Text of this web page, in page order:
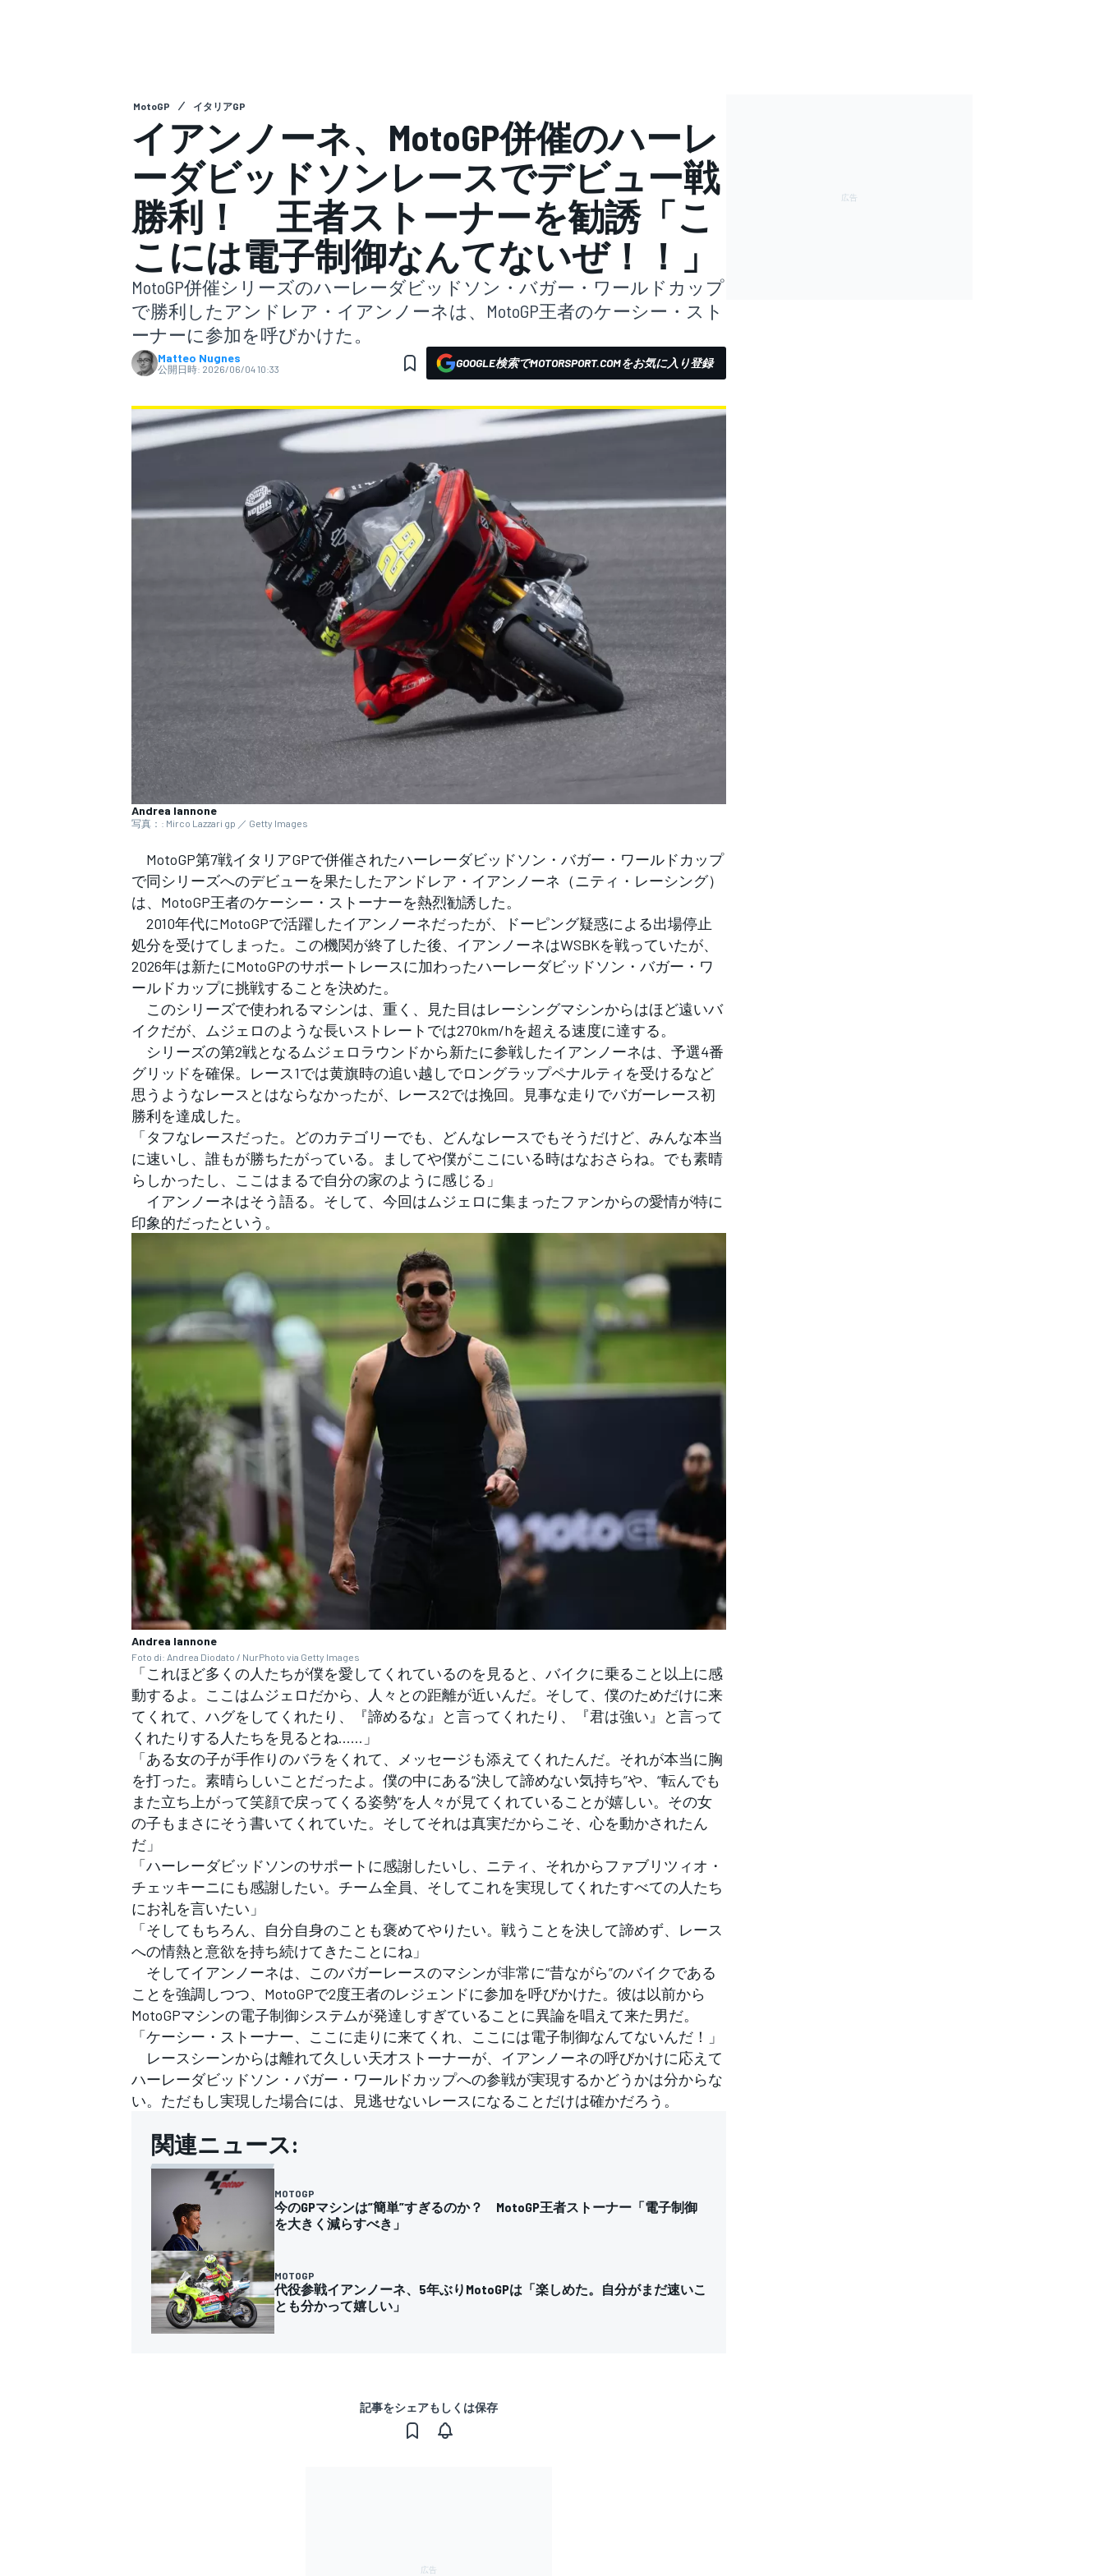
スーパーGT
WEC
フォーミュラE
すべてのカテゴリー
MotoGP イタリアGP
イアンノーネ、MotoGP併催のハーレ
ーダビッドソンレースでデビュー戦
勝利！ 王者ストーナーを勧誘「こ
こには電子制御なんてないぜ！！」
MotoGP併催シリーズのハーレーダビッドソン・バガー・ワールドカップ
で勝利したアンドレア・イアンノーネは、MotoGP王者のケーシー・スト
ーナーに参加を呼びかけた。
Matteo Nugnes
公開日時: 2026/06/04 10:33 GOOGLE検索でMOTORSPORT.COMをお気に入り登録
Andrea Iannone
写真：: Mirco Lazzari gp ／ Getty Images
MotoGP第7戦イタリアGPで併催されたハーレーダビッドソン・バガー・ワールドカップ
で同シリーズへのデビューを果たしたアンドレア・イアンノーネ（ニティ・レーシング）
は、MotoGP王者のケーシー・ストーナーを熱烈勧誘した。
2010年代にMotoGPで活躍したイアンノーネだったが、ドーピング疑惑による出場停止
処分を受けてしまった。この機関が終了した後、イアンノーネはWSBKを戦っていたが、
2026年は新たにMotoGPのサポートレースに加わったハーレーダビッドソン・バガー・ワ
ールドカップに挑戦することを決めた。
このシリーズで使われるマシンは、重く、見た目はレーシングマシンからはほど遠いバ
イクだが、ムジェロのような長いストレートでは270km/hを超える速度に達する。
シリーズの第2戦となるムジェロラウンドから新たに参戦したイアンノーネは、予選4番
グリッドを確保。レース1では黄旗時の追い越しでロングラップペナルティを受けるなど
思うようなレースとはならなかったが、レース2では挽回。見事な走りでバガーレース初
勝利を達成した。
「タフなレースだった。どのカテゴリーでも、どんなレースでもそうだけど、みんな本当
に速いし、誰もが勝ちたがっている。ましてや僕がここにいる時はなおさらね。でも素晴
らしかったし、ここはまるで自分の家のように感じる」
イアンノーネはそう語る。そして、今回はムジェロに集まったファンからの愛情が特に
印象的だったという。
Andrea Iannone
Foto di: Andrea Diodato / NurPhoto via Getty Images
「これほど多くの人たちが僕を愛してくれているのを見ると、バイクに乗ること以上に感
動するよ。ここはムジェロだから、人々との距離が近いんだ。そして、僕のためだけに来
てくれて、ハグをしてくれたり、『諦めるな』と言ってくれたり、『君は強い』と言って
くれたりする人たちを見るとね……」
「ある女の子が手作りのバラをくれて、メッセージも添えてくれたんだ。それが本当に胸
を打った。素晴らしいことだったよ。僕の中にある“決して諦めない気持ち”や、“転んでも
また立ち上がって笑顔で戻ってくる姿勢”を人々が見てくれていることが嬉しい。その女
の子もまさにそう書いてくれていた。そしてそれは真実だからこそ、心を動かされたん
だ」
「ハーレーダビッドソンのサポートに感謝したいし、ニティ、それからファブリツィオ・
チェッキーニにも感謝したい。チーム全員、そしてこれを実現してくれたすべての人たち
にお礼を言いたい」
「そしてもちろん、自分自身のことも褒めてやりたい。戦うことを決して諦めず、レース
への情熱と意欲を持ち続けてきたことにね」
そしてイアンノーネは、このバガーレースのマシンが非常に“昔ながら”のバイクである
ことを強調しつつ、MotoGPで2度王者のレジェンドに参加を呼びかけた。彼は以前から
MotoGPマシンの電子制御システムが発達しすぎていることに異論を唱えて来た男だ。
「ケーシー・ストーナー、ここに走りに来てくれ、ここには電子制御なんてないんだ！」
レースシーンからは離れて久しい天才ストーナーが、イアンノーネの呼びかけに応えて
ハーレーダビッドソン・バガー・ワールドカップへの参戦が実現するかどうかは分からな
い。ただもし実現した場合には、見逃せないレースになることだけは確かだろう。
関連ニュース:
MOTOGP
今のGPマシンは”簡単”すぎるのか？ MotoGP王者ストーナー「電子制御
を大きく減らすべき」
MOTOGP
代役参戦イアンノーネ、5年ぶりMotoGPは「楽しめた。自分がまだ速いこ
とも分かって嬉しい」
記事をシェアもしくは保存